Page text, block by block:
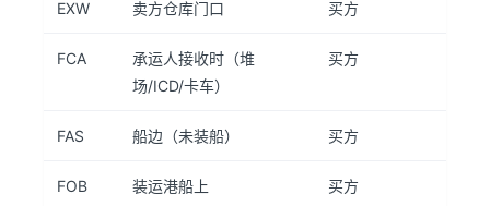
EXW 卖方仓库门口 买方
FCA
承运人接收时（堆
场/ICD/卡车）
买方
FAS 船边（未装船） 买方
FOB 装运港船上 买方